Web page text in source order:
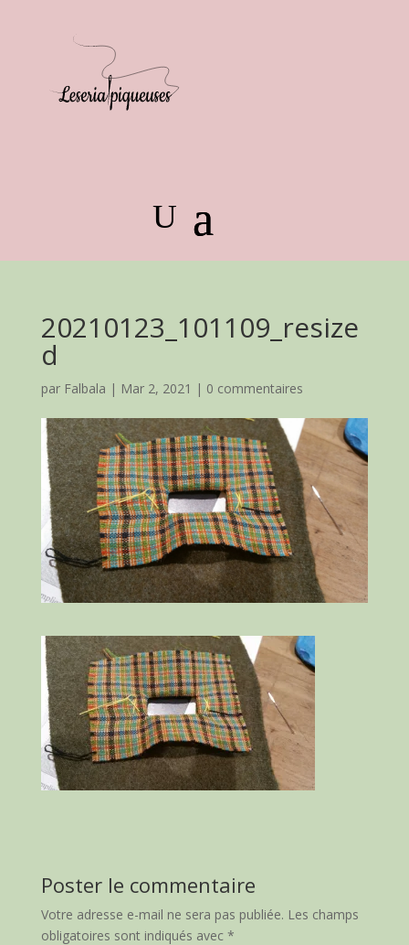
20210123_101109_resize
d
par Falbala | Mar 2, 2021 | 0 commentaires
Poster le commentaire
Votre adresse e-mail ne sera pas publiée. Les champs
obligatoires sont indiqués avec *